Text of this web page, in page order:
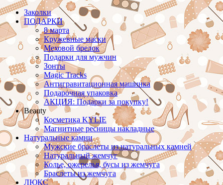
Заколки
ПОДАРКИ
8 марта
Кружевные маски
Меховой брелок
Подарки для мужчин
Зонты
Magic Tracks
Антигравитационная машинка
Подарочная упаковка
АКЦИЯ: Подарки за покупку!
Beauty
Косметика KYLIE
Магнитные ресницы накладные
Натуральные камни
Мужские браслеты из натуральных камней
Натуральный жемчуг
Колье, ожерелья, бусы из жемчуга
Браслеты из жемчуга
ЛЮКС